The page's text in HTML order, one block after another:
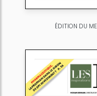
ÉDITION DU